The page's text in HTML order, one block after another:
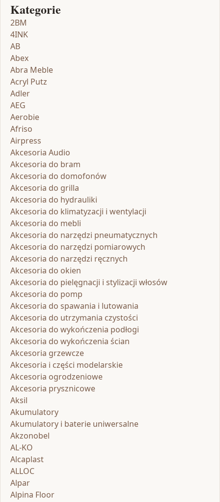
Kategorie
2BM
4INK
AB
Abex
Abra Meble
Acryl Putz
Adler
AEG
Aerobie
Afriso
Airpress
Akcesoria Audio
Akcesoria do bram
Akcesoria do domofonów
Akcesoria do grilla
Akcesoria do hydrauliki
Akcesoria do klimatyzacji i wentylacji
Akcesoria do mebli
Akcesoria do narzędzi pneumatycznych
Akcesoria do narzędzi pomiarowych
Akcesoria do narzędzi ręcznych
Akcesoria do okien
Akcesoria do pielęgnacji i stylizacji włosów
Akcesoria do pomp
Akcesoria do spawania i lutowania
Akcesoria do utrzymania czystości
Akcesoria do wykończenia podłogi
Akcesoria do wykończenia ścian
Akcesoria grzewcze
Akcesoria i części modelarskie
Akcesoria ogrodzeniowe
Akcesoria prysznicowe
Aksil
Akumulatory
Akumulatory i baterie uniwersalne
Akzonobel
AL-KO
Alcaplast
ALLOC
Alpar
Alpina Floor